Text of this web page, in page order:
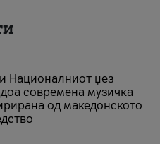
Националниот џез
современа музичка
од македонското